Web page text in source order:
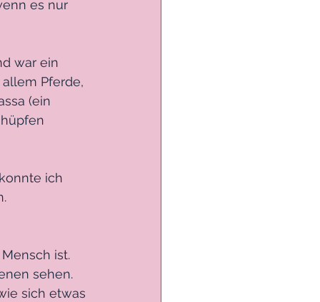
es nur
war ein
Pferde,
(ein
ich
ist.
sehen.
sich etwas